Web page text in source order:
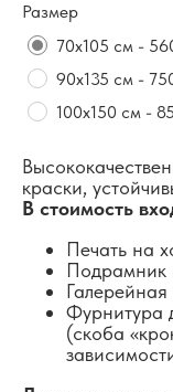
Размер
70х105 см -
90х135 см -
100х150 см -
краски,
В стоимость
Печать на
Подрамник
Фурнитура
(скоба